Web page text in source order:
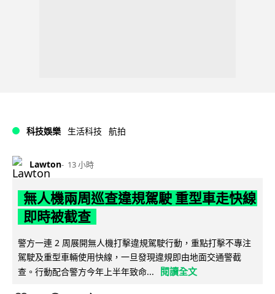
科技娛樂 生活科技 航拍
Lawton 13 小時
無人機兩周巡查違規駕駛 重型車走快線
即時被截查
警方一連 2 周展開無人機打擊違規駕駛行動，重點打擊不專注
駕駛及重型車輛使用快線，一旦發現違規即由地面交通警截
查。行動配合警方今年上半年致命...
閱讀全文